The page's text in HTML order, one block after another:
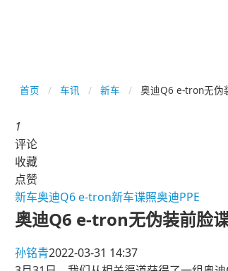
首页 车讯 新车 奥迪Q6 e-tron无伪
1
评论
收藏
点赞
新车奥迪Q6 e-tron新车谍照奥迪PPE
奥迪Q6 e-tron无伪装前脸
孙铭青2022-03-31 14:37